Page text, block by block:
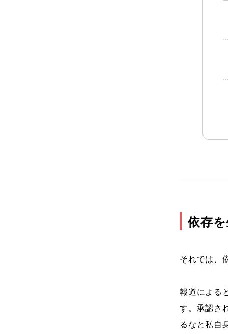
依存
それでは、
報道による
す。承認さ
るなと私自